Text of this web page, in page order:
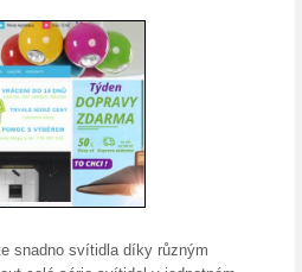
(8x)
slevy a